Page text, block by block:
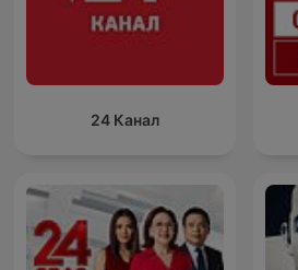
24 Канал